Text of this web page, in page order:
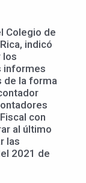
Colegio de
indicó
los
informes
de la forma
con
al último
las
2021 de